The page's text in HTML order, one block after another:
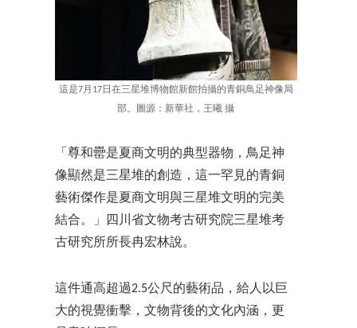
這是7月17日在三星堆博物館新館拍攝的青銅鳥足神像局
部。圖源：新華社，王曦 攝
「尊和罍是夏商文明的典型器物，鳥足神
像顯然是三星堆的創造，這一罕見的青銅
藝術傑作是夏商文明與三星堆文明的完美
結合。」四川省文物考古研究院三星堆考
古研究所所長冉宏林說。
這件通高超過2.5公尺的藝術品，給人以巨
大的視覺衝擊，文物背後的文化內涵，更